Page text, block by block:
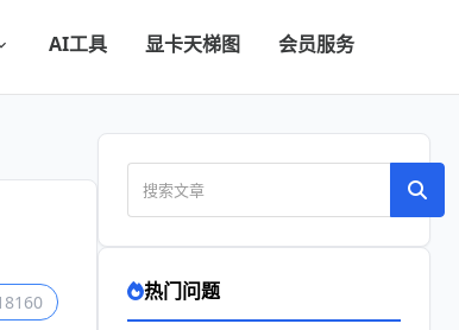
AI工具 显卡天梯图 会员服务
热门问题